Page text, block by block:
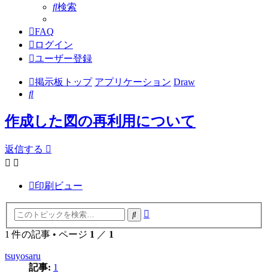
検索
FAQ
ログイン
ユーザー登録
掲示板トップ アプリケーション Draw
検
作成した図の再利用について
返信する
印刷ビュー
検
索
1 件の記事 • ページ 1 ／ 1
tsuyosaru
記事: 1